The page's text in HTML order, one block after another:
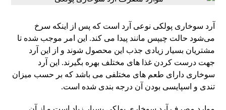
آرد سوخاری پولکی نوعی آرد است که پس از اینکه سرخ
می‌شود حالت چیپس مانند پیدا می کند. این امر موجب شده تا
مشتریان بسیار زیادی جذب این محصول شوند و از این آرد
جهت درست کردن غذا های مختلف بهره بگیرند. این آرد
سوخاری دارای طعم های مختلفی می باشد که بر حسب میزان
تندی و اسپایسی بودن آن درجه بندی شده است.